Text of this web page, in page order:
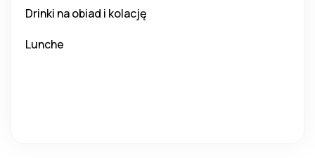
Drinki na obiad i kolację
Lunche